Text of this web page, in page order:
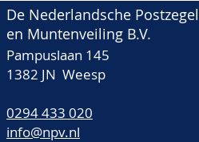
De Nederlandsche
en Muntenveiling B.V.
Pampuslaan 145
1382 JN Weesp
0294 433 020
info@npv.nl